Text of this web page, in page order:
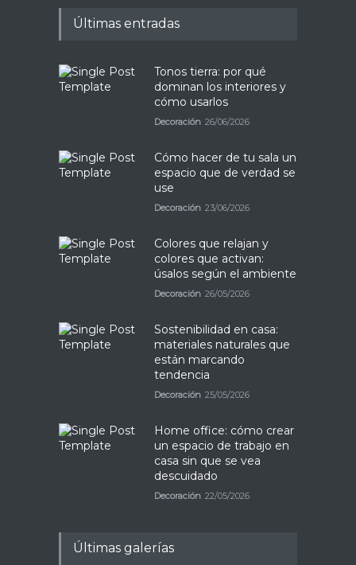
Últimas entradas
Tonos tierra: por qué
dominan los interiores y
cómo usarlos
Decoración 26/06/2026
Cómo hacer de tu sala un
espacio que de verdad se
use
Decoración 23/06/2026
Colores que relajan y
colores que activan:
úsalos según el ambiente
Decoración 26/05/2026
Sostenibilidad en casa:
materiales naturales que
están marcando
tendencia
Decoración 25/05/2026
Home office: cómo crear
un espacio de trabajo en
casa sin que se vea
descuidado
Decoración 22/05/2026
Últimas galerías